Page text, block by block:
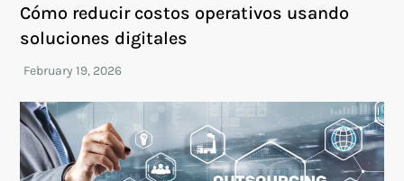
Cómo reducir costos operativos usando
soluciones digitales